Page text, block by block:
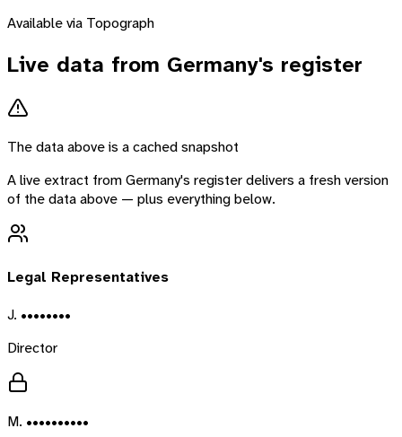
Available via Topograph
Live data from Germany's register
The data above is a cached snapshot
A live extract fromGermany's register delivers a fresh version
of the data above — plus everything below.
Legal Representatives
J. ••••••••
Director
M. ••••••••••